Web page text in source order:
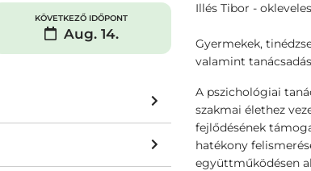
KÖVETKEZŐ IDŐPONT
Aug. 14.
Illés Tibor -
Gyermekek,
valamint
A pszichológiai
szakmai élethez
fejlődésének
hatékony
együttműködésen